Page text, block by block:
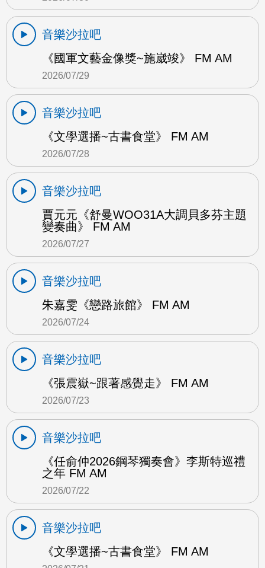
音樂沙拉吧
《國軍文藝金像獎~施崴竣》 FM AM
2026/07/29
音樂沙拉吧
《文學選播~古書食堂》 FM AM
2026/07/28
音樂沙拉吧
賈元元《舒曼WOO31A大調貝多芬主題
變奏曲》 FM AM
2026/07/27
音樂沙拉吧
朱嘉雯《戀路旅館》 FM AM
2026/07/24
音樂沙拉吧
《張震嶽~跟著感覺走》 FM AM
2026/07/23
音樂沙拉吧
《任俞仲2026鋼琴獨奏會》李斯特巡禮
之年 FM AM
2026/07/22
音樂沙拉吧
《文學選播~古書食堂》 FM AM